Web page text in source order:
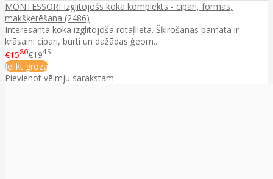
MONTESSORI Izglītojošs koka komplekts - cipari, formas,
makšķerēšana (2486)
Interesanta koka izglītojoša rotaļlieta. Šķirošanas pamatā ir
krāsaini cipari, burti un dažādas ģeom..
€1580€1945
Ielikt grozā
Pievienot vēlmju sarakstam